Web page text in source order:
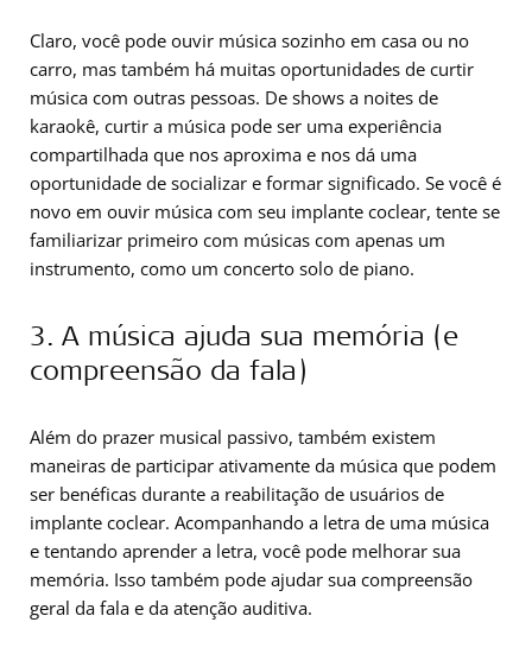
Claro, você pode ouvir música sozinho em casa ou no
carro, mas também há muitas oportunidades de curtir
música com outras pessoas. De shows a noites de
karaokê, curtir a música pode ser uma experiência
compartilhada que nos aproxima e nos dá uma
oportunidade de socializar e formar significado. Se você é
novo em ouvir música com seu implante coclear, tente se
familiarizar primeiro com músicas com apenas um
instrumento, como um concerto solo de piano.
3. A música ajuda sua memória (e
compreensão da fala)
Além do prazer musical passivo, também existem
maneiras de participar ativamente da música que podem
ser benéficas durante a reabilitação de usuários de
implante coclear. Acompanhando a letra de uma música
e tentando aprender a letra, você pode melhorar sua
memória. Isso também pode ajudar sua compreensão
geral da fala e da atenção auditiva.